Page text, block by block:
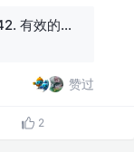
[路飞]_前端算法第十五弹-242. 有效的字母异位词
赞过
2